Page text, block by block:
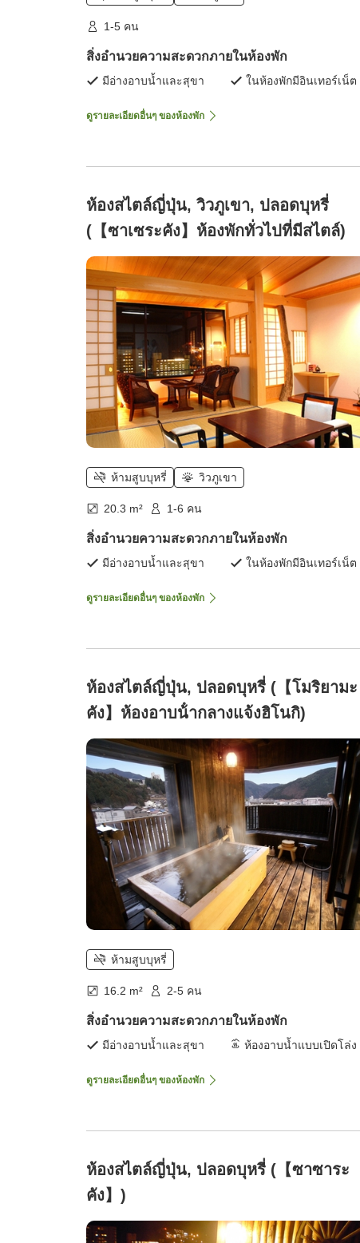
1-5 คน
สิ่งอำนวยความสะดวกภายในห้องพัก
มีอ่างอาบน้ำและสุขา ในห้องพักมีอินเทอร์เน็ต
ดูรายละเอียดอื่นๆ ของห้องพัก
ห้องสไตล์ญี่ปุ่น, วิวภูเขา, ปลอดบุหรี่
(【ซาเซระคัง】ห้องพักทั่วไปที่มีสไตล์)
ห้ามสูบบุหรี่ วิวภูเขา
20.3 m² 1-6 คน
สิ่งอำนวยความสะดวกภายในห้องพัก
มีอ่างอาบน้ำและสุขา ในห้องพักมีอินเทอร์เน็ต
ดูรายละเอียดอื่นๆ ของห้องพัก
ห้องสไตล์ญี่ปุ่น, ปลอดบุหรี่ (【โมริยามะ
คัง】ห้องอาบน้ํากลางแจ้งฮิโนกิ)
ห้ามสูบบุหรี่
16.2 m² 2-5 คน
สิ่งอำนวยความสะดวกภายในห้องพัก
มีอ่างอาบน้ำและสุขา ห้องอาบน้ำแบบเปิดโล่ง
ดูรายละเอียดอื่นๆ ของห้องพัก
ห้องสไตล์ญี่ปุ่น, ปลอดบุหรี่ (【ซาซาระ
คัง】)